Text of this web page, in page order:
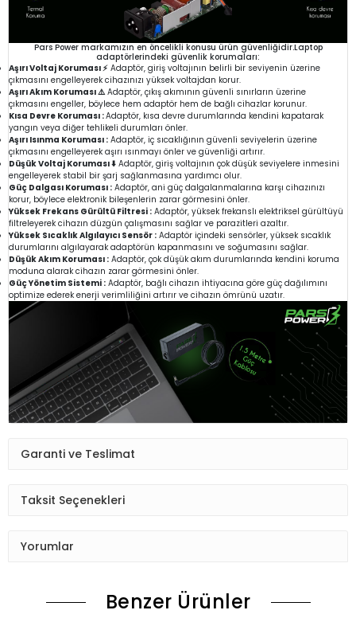
Pars Power markamızın en öncelikli konusu ürün güvenliğidir.Laptop
adaptörlerindeki güvenlik korumaları:
Aşırı Voltaj Koruması ⚡ Adaptör, giriş voltajının belirli bir seviyenin üzerine
çıkmasını engelleyerek cihazınızı yüksek voltajdan korur.
Aşırı Akım Koruması ⚠️Adaptör, çıkış akımının güvenli sınırların üzerine
çıkmasını engeller, böylece hem adaptör hem de bağlı cihazlar korunur.
Kısa Devre Koruması :Adaptör, kısa devre durumlarında kendini kapatarak
yangın veya diğer tehlikeli durumları önler.
Aşırı Isınma Koruması : Adaptör, iç sıcaklığının güvenli seviyelerin üzerine
çıkmasını engelleyerek aşırı ısınmayı önler ve güvenliği artırır.
Düşük Voltaj Koruması ⬇️ Adaptör, giriş voltajının çok düşük seviyelere inmesini
engelleyerek stabil bir şarj sağlanmasına yardımcı olur.
Güç Dalgası Koruması : Adaptör, ani güç dalgalanmalarına karşı cihazınızı
korur, böylece elektronik bileşenlerin zarar görmesini önler.
Yüksek Frekans Gürültü Filtresi : Adaptör, yüksek frekanslı elektriksel gürültüyü
filtreleyerek cihazın düzgün çalışmasını sağlar ve parazitleri azaltır.
Yüksek Sıcaklık Algılayıcı Sensör : Adaptör içindeki sensörler, yüksek sıcaklık
durumlarını algılayarak adaptörün kapanmasını ve soğumasını sağlar.
Düşük Akım Koruması : Adaptör, çok düşük akım durumlarında kendini koruma
moduna alarak cihazın zarar görmesini önler.
Güç Yönetim Sistemi : Adaptör, bağlı cihazın ihtiyacına göre güç dağılımını
optimize ederek enerji verimliliğini artırır ve cihazın ömrünü uzatır.
Garanti ve Teslimat
Taksit Seçenekleri
Yorumlar
Benzer Ürünler